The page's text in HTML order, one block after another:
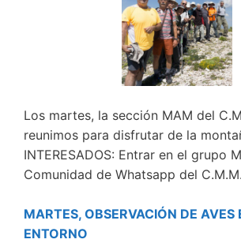
Los martes, la sección MAM del
reunimos para disfrutar de la
INTERESADOS: Entrar en el grupo
Comunidad de Whatsapp del C.M.M.
MARTES, OBSERVACIÓN DE AVES
ENTORNO